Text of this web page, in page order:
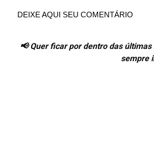
DEIXE AQUI SEU COMENTÁRIO
📢 Quer ficar por dentro das
sempre